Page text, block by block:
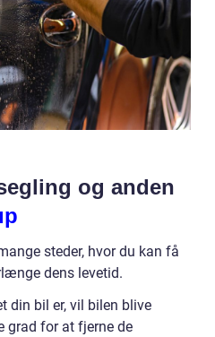
og anden
steder, hvor du kan få
dens levetid.
din bil er, vil bilen blive
grad for at fjerne de